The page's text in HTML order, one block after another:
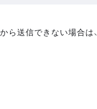
ら送信できない場合は、